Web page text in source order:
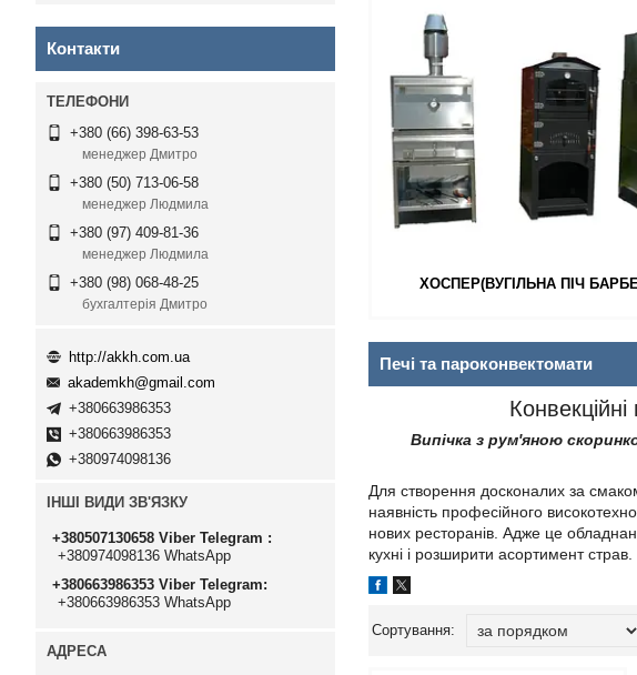
ХОСПЕР(ВУГІЛЬНА ПІЧ
Печі та пароконвектомати
Випічка з рум'яною
Для створення досконалих за
наявність професійного
нових ресторанів. Адже це
кухні і розширити асортимент страв.
Контакти
+380 (66) 398-63-53
менеджер Дмитро
+380 (50) 713-06-58
менеджер Людмила
+380 (97) 409-81-36
менеджер Людмила
+380 (98) 068-48-25
бухгалтерія Дмитро
http://akkh.com.ua
akademkh@gmail.com
+380663986353
+380663986353
+380974098136
ІНШІ ВИДИ ЗВ'ЯЗКУ
+380507130658 Viber Telegram
+380974098136 WhatsApp
+380663986353 Viber Telegram
+380663986353 WhatsApp